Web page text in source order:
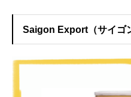
Saigon Export（サイゴ